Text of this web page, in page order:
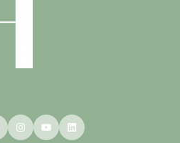
FacebookInstagram
YouTubeLinkedIn